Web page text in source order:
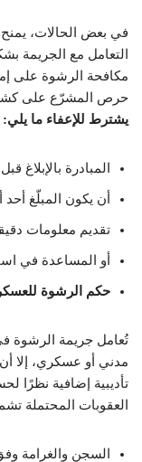
في بعض الحالات،
مكافحة الرشوة على
حرص المشرّع على
يشترط للإعفاء ما يلي:
المبادرة
أن يكون المبلّغ
تقديم معلومات
أو المساعدة في
حكم الرشوة
تُعامل جريمة الرشوة
مدني أو عسكري، إلا
تأديبية إضافية نظرًا
العقوبات المحتملة
السجن والغرامة